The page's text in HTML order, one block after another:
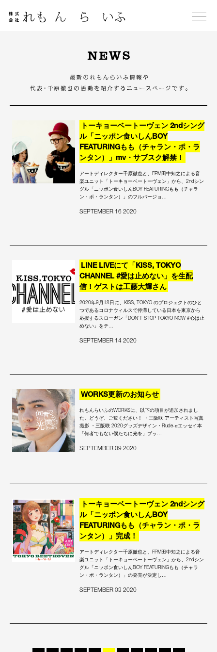
content
NEWS
トーキョーベートーヴェン 2ndシング
ル「ニッポン食いしんBOY
FEATURINGもも（チャラン・ポ・ラ
ンタン）」mv・サブスク解禁！
アートディレクター千原徹也と、FPM田中知之による音
楽ユニット「トーキョーベートーヴェン」から、2ndシン
グル「ニッポン食いしんBOY FEATURINGもも（チャラ
ン・ポ・ランタン）」のフルバージョ…
SEPTEMBER 16 2020
LINE LIVEにて「KISS, TOKYO
CHANNEL #愛は止めない」を生配
信！ゲストは工藤大輝さん
2020年9月18日に、KISS, TOKYO のプロジェクトのひと
つであるコロナウィルスで停滞している日本を東京から
応援するスローガン「DON’T STOP TOKYO NOW #心は止
めない」をテ…
SEPTEMBER 14 2020
WORKS更新のお知らせ
れもんらいふのWORKSに、以下の項目が追加されまし
た。どうぞ、ご覧ください！ ・三阪咲 アーティスト写真
撮影 ・三阪咲 2020グッズデザイン・Rude-αエッセイ本
「何者でもない僕たちに光を」ブッ…
SEPTEMBER 09 2020
トーキョーベートーヴェン 2ndシング
ル「ニッポン食いしんBOY
FEATURINGもも（チャラン・ポ・ラ
ンタン）」完成！
アートディレクター千原徹也と、FPM田中知之による音
楽ユニット「トーキョーベートーヴェン」から、2ndシン
グル「ニッポン食いしんBOY FEATURINGもも（チャラ
ン・ポ・ランタン）」の発売が決定し…
SEPTEMBER 03 2020